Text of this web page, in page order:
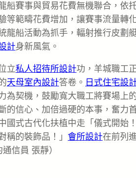
船賽事與貿易花費無機聯合，依
等範疇花費增加，讓賽事流量轉
龍船活動為抓手，輻射推行皮劃
計身新風氣。
立私人招待所設計功，羊城職工
天母室內設計答卷。 日式住宅設
為契機，鼓勵寬大職工將賽場上
的信心、加倍過硬的本事，奮力
國式古代化扶植中走「儀式開始
稱的裝飾品！」 會所設計在前列
信員 張靜）